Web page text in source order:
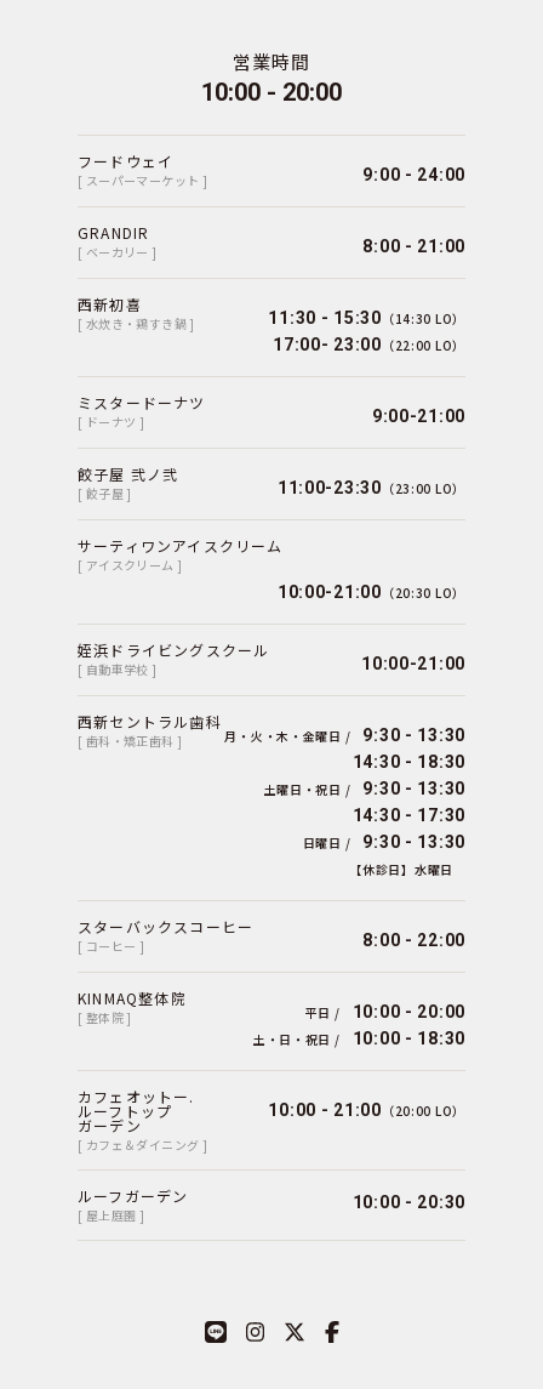
営業時間
10:00 - 20:00
フードウェイ
[ スーパーマーケット ] 9:00 - 24:00
GRANDIR
[ ベーカリー ] 8:00 - 21:00
西新初喜
[ 水炊き・鶏すき鍋 ] 11:30 - 15:30 （14:30 LO）
17:00- 23:00 （22:00 LO）
ミスタードーナツ
[ ドーナツ ] 9:00-21:00
餃子屋 弐ノ弐
[ 餃子屋 ] 11:00-23:30 （23:00 LO）
サーティワンアイスクリーム
[ アイスクリーム ]
10:00-21:00 （20:30 LO）
姪浜ドライビングスクール
[ 自動車学校 ] 10:00-21:00
西新セントラル歯科
[ 歯科・矯正歯科 ] 月・火・木・金曜日 /
9:30 - 13:30
14:30 - 18:30
土曜日・祝日 /
9:30 - 13:30
14:30 - 17:30
日曜日 / 9:30 - 13:30
【休診日】水曜日
スターバックスコーヒー
[ コーヒー ] 8:00 - 22:00
KINMAQ整体院
[ 整体院 ] 平日 / 10:00 - 20:00
土・日・祝日 / 10:00 - 18:30
カフェオットー.
ルーフトップ
ガーデン
[ カフェ＆ダイニング ]
10:00 - 21:00 （20:00 LO）
ルーフガーデン
[ 屋上庭園 ]
10:00 - 20:30